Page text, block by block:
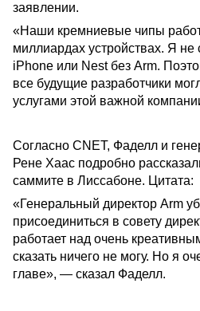
заявлении.
«Наши кремниевые чипы
миллиардах устройствах. Я не
iPhone или Nest без Arm.
все будущие разработчики
услугами этой важной
Согласно CNET, Фаделл и
Рене Хаас подробно
саммите в Лиссабоне. Цитата:
«Генеральный директор Arm
присоединиться в совету
работает над очень
сказать ничего не могу. Но я
главе», — сказал Фаделл.